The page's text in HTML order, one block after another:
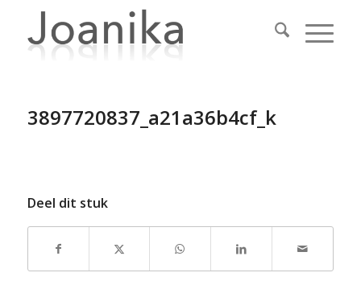
3897720837_a21a36b4cf_k
Deel dit stuk